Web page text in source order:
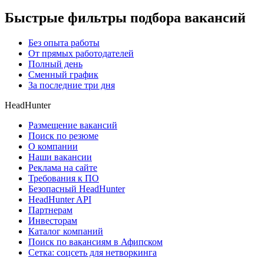
Быстрые фильтры подбора вакансий
Без опыта работы
От прямых работодателей
Полный день
Сменный график
За последние три дня
HeadHunter
Размещение вакансий
Поиск по резюме
О компании
Наши вакансии
Реклама на сайте
Требования к ПО
Безопасный HeadHunter
HeadHunter API
Партнерам
Инвесторам
Каталог компаний
Поиск по вакансиям в Афипском
Сетка: соцсеть для нетворкинга